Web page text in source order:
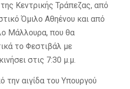
Κεντρικής Τράπεζας, από
Όμιλο Αθηένου και από
Μάλλουρα, που θα
το Φεστιβάλ με
στις 7:30 μ.μ.
την αιγίδα του Υπουργού